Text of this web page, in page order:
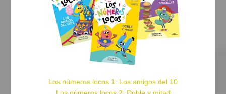
Los números locos 1: Los amigos del 10